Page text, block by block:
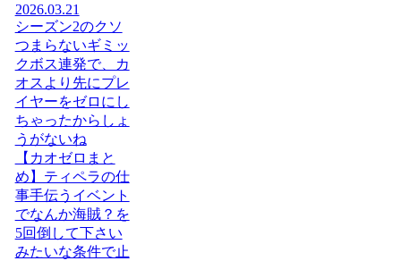
2026.03.21
シーズン2のクソ
つまらないギミッ
クボス連発で、カ
オスより先にプレ
イヤーをゼロにし
ちゃったからしょ
うがないね
【カオゼロまと
め】ティペラの仕
事手伝うイベント
でなんか海賊？を
5回倒して下さい
みたいな条件で止